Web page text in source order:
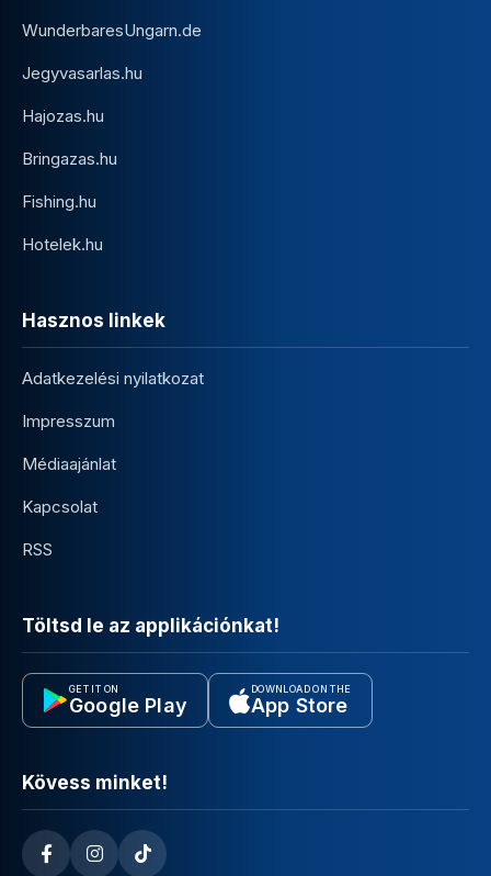
WunderbaresUngarn.de
Jegyvasarlas.hu
Hajozas.hu
Bringazas.hu
Fishing.hu
Hotelek.hu
Hasznos linkek
Adatkezelési nyilatkozat
Impresszum
Médiaajánlat
Kapcsolat
RSS
Töltsd le az applikációnkat!
GET IT ON
Google Play
DOWNLOAD ON THE
App Store
Kövess minket!